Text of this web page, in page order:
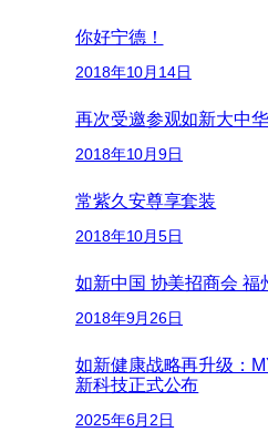
你好宁德！
2018年10月14日
再次受邀参观如新大中
2018年10月9日
常紫久安尊享套装
2018年10月5日
如新中国 协美招商会 福
2018年9月26日
如新健康战略再升级：
新科技正式公布
2025年6月2日